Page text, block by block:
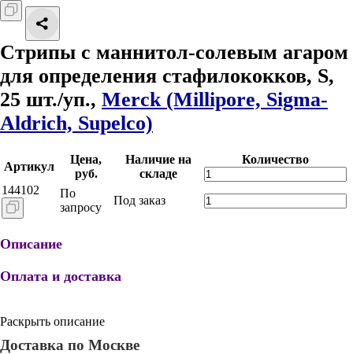
Стрипы с маннитол-солевым агаром
для определения стафилококков, S,
25 шт./уп., Merck (Millipore, Sigma-
Aldrich, Supelco)
Артикул
Цена,
руб.
Наличие на
складе
Количество
144102
По
запросу
Под заказ
Описание
Оплата и доставка
Раскрыть описание
Доставка по Москве